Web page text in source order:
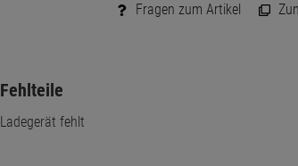
Fragen zum Artikel
Fehlteile
Ladegerät fehlt